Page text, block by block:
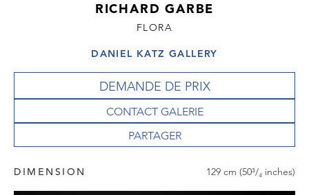
RICHARD GARBE
FLORA
DANIEL KATZ GALLERY
DEMANDE DE PRIX
CONTACT GALERIE
DIMENSION 129 cm (50³/₄ inches)